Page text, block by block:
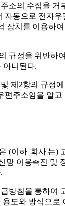
소의 수집을 거
자동으로 전자우
장치를 이용하
규정을 위반하
아니된다.
제2항의 규정에
편주소임을 알
(이하 '회사'는)
망 이용촉진 및
방침을 통하여
도와 방식으로